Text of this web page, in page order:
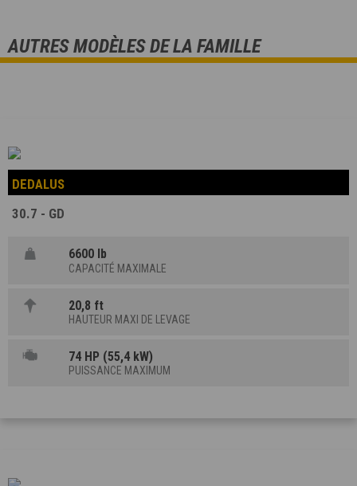
AUTRES MODÈLES DE LA FAMILLE
DEDALUS
30.7 - GD
6600 lb
CAPACITÉ MAXIMALE
20,8 ft
HAUTEUR MAXI DE LEVAGE
74 HP (55,4 kW)
PUISSANCE MAXIMUM